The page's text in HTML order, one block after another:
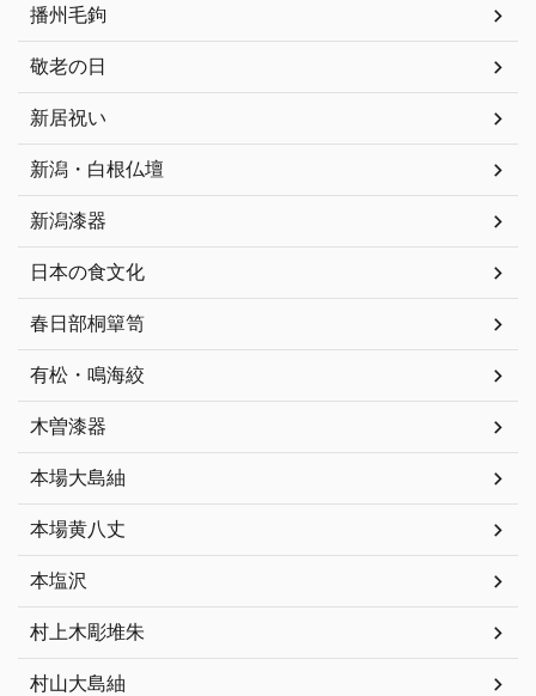
播州毛鉤
敬老の日
新居祝い
新潟・白根仏壇
新潟漆器
日本の食文化
春日部桐簞笥
有松・鳴海絞
木曽漆器
本場大島紬
本場黄八丈
本塩沢
村上木彫堆朱
村山大島紬